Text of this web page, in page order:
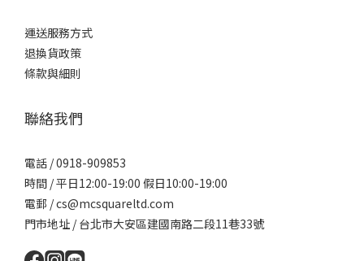
運送服務方式
退換貨政策
條款與細則
聯絡我們
電話 / 0918-909853
時間 / 平日12:00-19:00 假日10:00-19:00
電郵 / cs@mcsquareltd.com
門市地址 / 台北市大安區建國南路二段11巷33號